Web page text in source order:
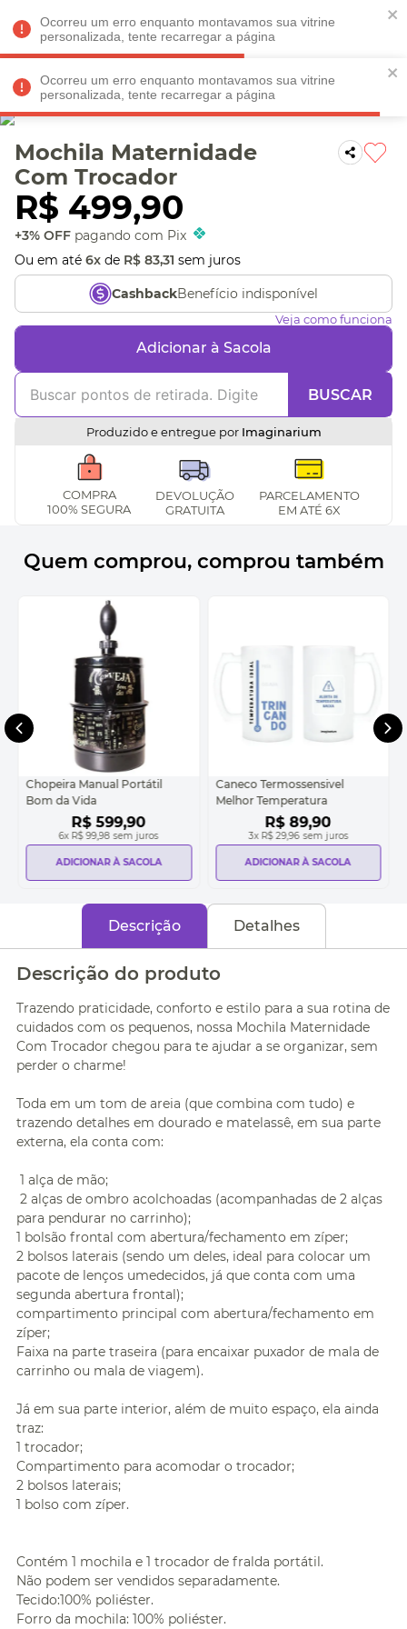
Ocorreu um erro enquanto montavamos sua vitrine
personalizada, tente recarregar a página
Ocorreu um erro enquanto montavamos sua vitrine
personalizada, tente recarregar a página
Faltam REGULAMENTO
Veja produtos perto de você! Informe seu CEP
Mochila Maternidade
Com Trocador
R$ 499,90
+3% OFF pagando com Pix
Ou em até 6x de R$ 83,31 sem juros
CashbackBenefício indisponível
Veja como funciona
Adicionar à Sacola
BUSCAR
Produzido e entregue por Imaginarium
COMPRA
100% SEGURA
DEVOLUÇÃO
GRATUITA
PARCELAMENTO
EM ATÉ 6X
Quem comprou, comprou também
Chopeira Manual Portátil
Bom da Vida
R$ 599,90
6x R$ 99,98 sem juros
ADICIONAR À SACOLA
Caneco Termossensivel
Melhor Temperatura
R$ 89,90
3x R$ 29,96 sem juros
ADICIONAR À SACOLA
Descrição Detalhes
Descrição do produto
Trazendo praticidade, conforto e estilo para a sua rotina de
cuidados com os pequenos, nossa Mochila Maternidade
Com Trocador chegou para te ajudar a se organizar, sem
perder o charme!
Toda em um tom de areia (que combina com tudo) e
trazendo detalhes em dourado e matelassê, em sua parte
externa, ela conta com:
1 alça de mão;
2 alças de ombro acolchoadas (acompanhadas de 2 alças
para pendurar no carrinho);
1 bolsão frontal com abertura/fechamento em zíper;
2 bolsos laterais (sendo um deles, ideal para colocar um
pacote de lenços umedecidos, já que conta com uma
segunda abertura frontal);
compartimento principal com abertura/fechamento em
zíper;
Faixa na parte traseira (para encaixar puxador de mala de
carrinho ou mala de viagem).
Já em sua parte interior, além de muito espaço, ela ainda
traz:
1 trocador;
Compartimento para acomodar o trocador;
2 bolsos laterais;
1 bolso com zíper.
Contém 1 mochila e 1 trocador de fralda portátil.
Não podem ser vendidos separadamente.
Tecido:100% poliéster.
Forro da mochila: 100% poliéster.